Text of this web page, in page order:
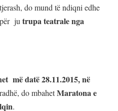
do mund të ndiqni edhe
ju trupa teatrale nga
më datë 28.11.2015, në
do mbahetMaratona e
.